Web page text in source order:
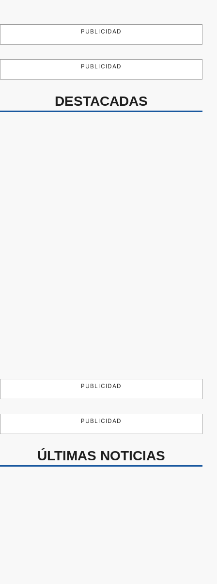
PUBLICIDAD
PUBLICIDAD
DESTACADAS
PUBLICIDAD
PUBLICIDAD
ÚLTIMAS NOTICIAS